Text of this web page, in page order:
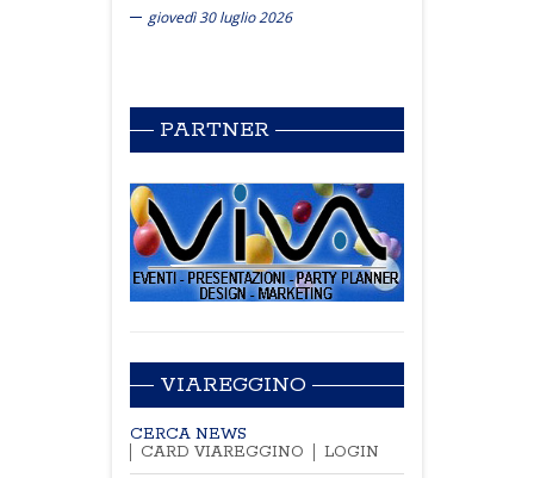
giovedì 30 luglio 2026
PARTNER
VIAREGGINO
CERCA NEWS
CARD VIAREGGINO
LOGIN